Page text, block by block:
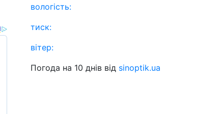
вологість:
тиск:
вітер:
Погода на 10 днів від sinoptik.ua